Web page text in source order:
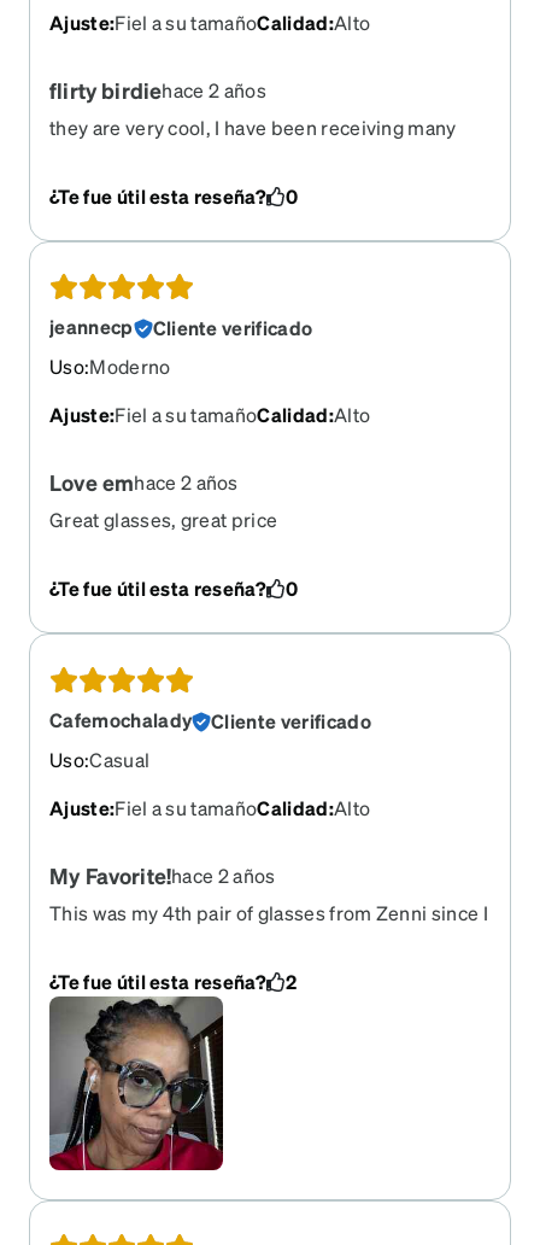
Ajuste:Fiel a su tamañoCalidad:Alto
flirty birdiehace 2 años
they are very cool, I have been receiving many
¿Te fue útil esta reseña?
0
jeannecp
Cliente verificado
Uso:Moderno
Ajuste:Fiel a su tamañoCalidad:Alto
Love emhace 2 años
Great glasses, great price
¿Te fue útil esta reseña? 0
Cafemochalady
Cliente verificado
Uso:Casual
Ajuste:Fiel a su tamañoCalidad:Alto
My Favorite!hace 2 años
This was my 4th pair of glasses from Zenni since I
a complicated script and one pair of glasses cost
as much as the 4 pair I purchased. I absolutely
love these, so glad I got them and got a great
discount on them because of my rewards.
¿Te fue útil esta reseña? 2